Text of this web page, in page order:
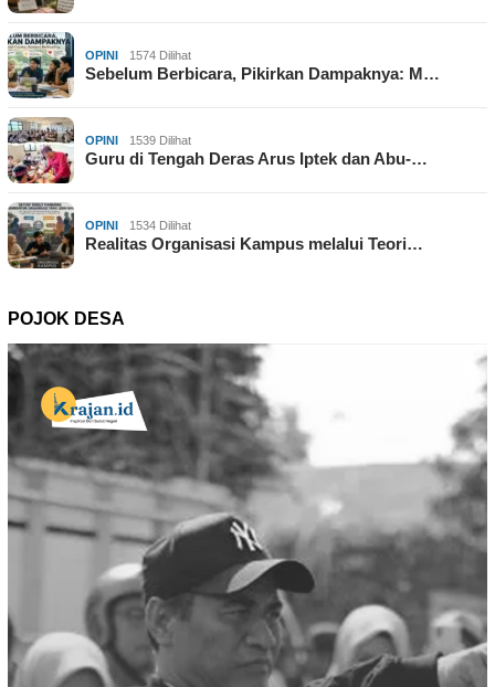
OPINI 1574 Dilihat
Sebelum Berbicara, Pikirkan Dampaknya: M…
OPINI 1539 Dilihat
Guru di Tengah Deras Arus Iptek dan Abu-…
OPINI 1534 Dilihat
Realitas Organisasi Kampus melalui Teori…
POJOK DESA